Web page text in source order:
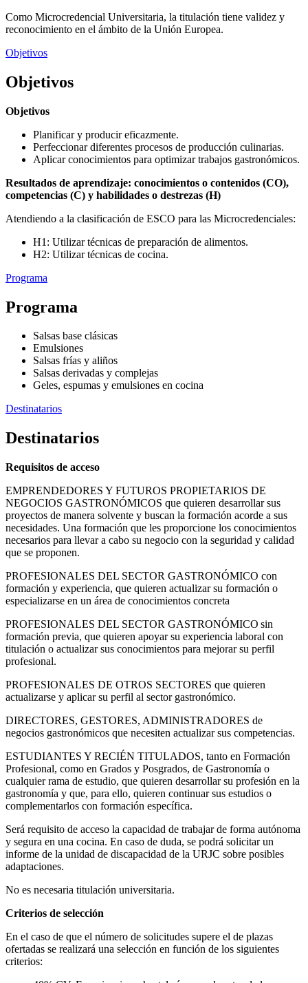
Como Microcredencial Universitaria, la titulación tiene validez y
reconocimiento en el ámbito de la Unión Europea.
Objetivos
Objetivos
Objetivos
Planificar y producir eficazmente.
Perfeccionar diferentes procesos de producción culinarias.
Aplicar conocimientos para optimizar trabajos gastronómicos.
Resultados de aprendizaje: conocimientos o contenidos (CO),
competencias (C) y habilidades o destrezas (H)
Atendiendo a la clasificación de ESCO para las Microcredenciales:
H1: Utilizar técnicas de preparación de alimentos.
H2: Utilizar técnicas de cocina.
Programa
Programa
Salsas base clásicas
Emulsiones
Salsas frías y aliños
Salsas derivadas y complejas
Geles, espumas y emulsiones en cocina
Destinatarios
Destinatarios
Requisitos de acceso
EMPRENDEDORES Y FUTUROS PROPIETARIOS DE
NEGOCIOS GASTRONÓMICOS que quieren desarrollar sus
proyectos de manera solvente y buscan la formación acorde a sus
necesidades. Una formación que les proporcione los conocimientos
necesarios para llevar a cabo su negocio con la seguridad y calidad
que se proponen.
PROFESIONALES DEL SECTOR GASTRONÓMICO con
formación y experiencia, que quieren actualizar su formación o
especializarse en un área de conocimientos concreta
PROFESIONALES DEL SECTOR GASTRONÓMICO sin
formación previa, que quieren apoyar su experiencia laboral con
titulación o actualizar sus conocimientos para mejorar su perfil
profesional.
PROFESIONALES DE OTROS SECTORES que quieren
actualizarse y aplicar su perfil al sector gastronómico.
DIRECTORES, GESTORES, ADMINISTRADORES de
negocios gastronómicos que necesiten actualizar sus competencias.
ESTUDIANTES Y RECIÉN TITULADOS, tanto en Formación
Profesional, como en Grados y Posgrados, de Gastronomía o
cualquier rama de estudio, que quieren desarrollar su profesión en la
gastronomía y que, para ello, quieren continuar sus estudios o
complementarlos con formación específica.
Será requisito de acceso la capacidad de trabajar de forma autónoma
y segura en una cocina. En caso de duda, se podrá solicitar un
informe de la unidad de discapacidad de la URJC sobre posibles
adaptaciones.
No es necesaria titulación universitaria.
Criterios de selección
En el caso de que el número de solicitudes supere el de plazas
ofertadas se realizará una selección en función de los siguientes
criterios: